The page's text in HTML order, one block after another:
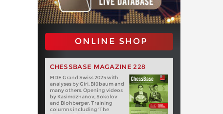
ONLINE SHOP
CHESSBASE MAGAZINE 228
FIDE Grand Swiss 2025 with
analyses by Giri, Blübaum and
many others. Opening videos
by Kasimdzhanov, Sokolov
and Blohberger. Training
columns including ‘The